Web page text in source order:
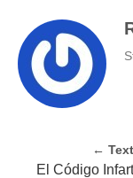
←
El Código